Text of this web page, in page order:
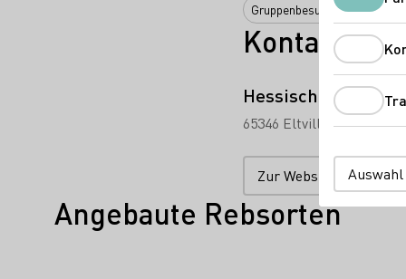
Gruppenbesuche
Kontakt
Hessische
65346 Eltville Kloster
Zur Website
Angebaute Rebsorten